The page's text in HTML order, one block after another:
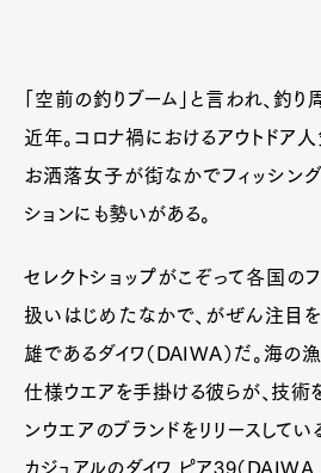
「空前の釣りブーム」と言われ、釣
近年。コロナ禍におけるアウトドア
お洒落女子が街なかでフィッシング
ションにも勢いがある。
セレクトショップがこぞって各国の
扱いはじめたなかで、がぜん注目
雄であるダイワ（DAIWA）だ。海
仕様ウエアを手掛ける彼らが、技術
ンウエアのブランドをリリースしてい
カジュアルのダイワ ピア39（DAIWA